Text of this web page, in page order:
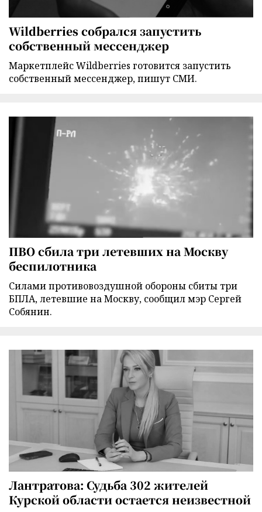
Wildberries собрался запустить
собственный мессенджер
Маркетплейс Wildberries готовится запустить
собственный мессенджер, пишут СМИ.
ПВО сбила три летевших на Москву
беспилотника
Силами противовоздушной обороны сбиты три
БПЛА, летевшие на Москву, сообщил мэр Сергей
Собянин.
Лантратова: Судьба 302 жителей
Курской области остается неизвестной